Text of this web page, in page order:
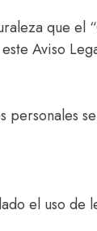
que
Aviso
el uso